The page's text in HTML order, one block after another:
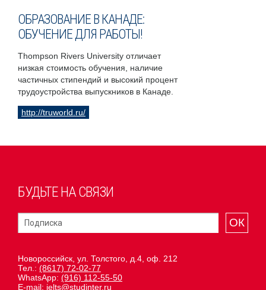
ОБРАЗОВАНИЕ В КАНАДЕ:
ОБУЧЕНИЕ ДЛЯ РАБОТЫ!
Thompson Rivers University отличает
низкая стоимость обучения, наличие
частичных стипендий и высокий процент
трудоустройства выпускников в Канаде.
http://truworld.ru/
БУДЬТЕ НА СВЯЗИ
ОК
Новороссийск, ул. Толстого, д.4, оф. 212
Тел.: (8617) 72-02-77
WhatsApp: (916) 112-55-50
E-mail: ielts@studinter.ru